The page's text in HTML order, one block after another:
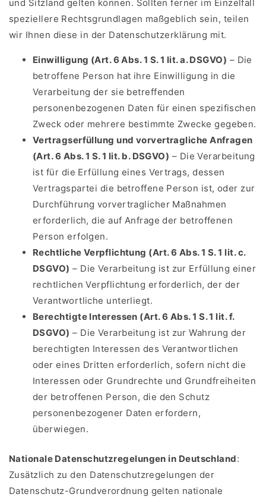
und Sitzland gelten können. Sollten ferner im Einzelfall
speziellere Rechtsgrundlagen maßgeblich sein, teilen
wir Ihnen diese in der Datenschutzerklärung mit.
Einwilligung (Art. 6 Abs. 1 S. 1 lit. a. DSGVO) – Die
betroffene Person hat ihre Einwilligung in die
Verarbeitung der sie betreffenden
personenbezogenen Daten für einen spezifischen
Zweck oder mehrere bestimmte Zwecke gegeben.
Vertragserfüllung und vorvertragliche Anfragen
(Art. 6 Abs. 1 S. 1 lit. b. DSGVO) – Die Verarbeitung
ist für die Erfüllung eines Vertrags, dessen
Vertragspartei die betroffene Person ist, oder zur
Durchführung vorvertraglicher Maßnahmen
erforderlich, die auf Anfrage der betroffenen
Person erfolgen.
Rechtliche Verpflichtung (Art. 6 Abs. 1 S. 1 lit. c.
DSGVO) – Die Verarbeitung ist zur Erfüllung einer
rechtlichen Verpflichtung erforderlich, der der
Verantwortliche unterliegt.
Berechtigte Interessen (Art. 6 Abs. 1 S. 1 lit. f.
DSGVO) – Die Verarbeitung ist zur Wahrung der
berechtigten Interessen des Verantwortlichen
oder eines Dritten erforderlich, sofern nicht die
Interessen oder Grundrechte und Grundfreiheiten
der betroffenen Person, die den Schutz
personenbezogener Daten erfordern,
überwiegen.
Nationale Datenschutzregelungen in Deutschland:
Zusätzlich zu den Datenschutzregelungen der
Datenschutz-Grundverordnung gelten nationale